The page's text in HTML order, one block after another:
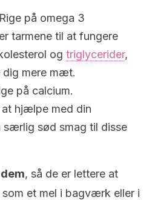
på omega 3
tarmene til at fungere
og triglycerider,
mere mæt.
på calcium.
hjælpe med din
særlig sød smag til disse
, så de er lettere at
et mel i bagværk eller i